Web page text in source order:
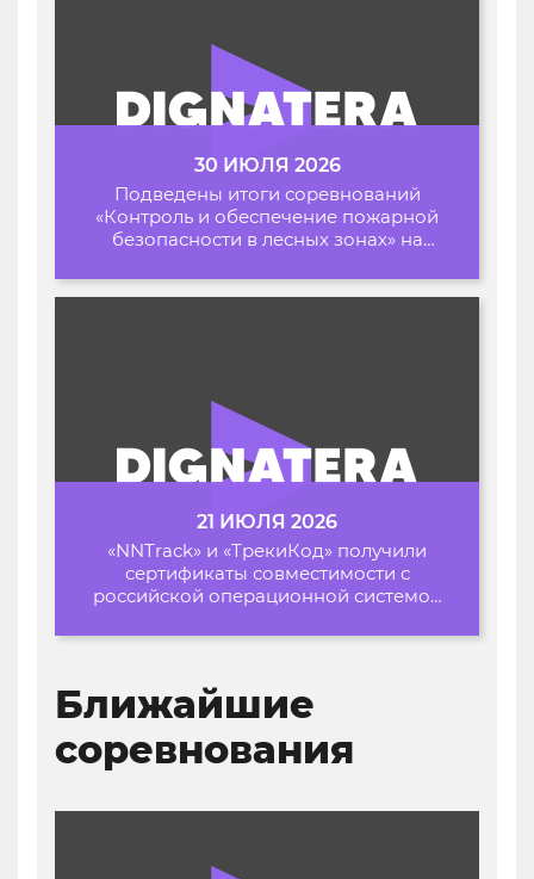
30 ИЮЛЯ 2026
Подведены итоги соревнований
«Контроль и обеспечение пожарной
безопасности в лесных зонах» на
21 ИЮЛЯ 2026
«NNTrack» и «ТрекиКод» получили
сертификаты совместимости с
российской операционной системой
Ближайшие
соревнования